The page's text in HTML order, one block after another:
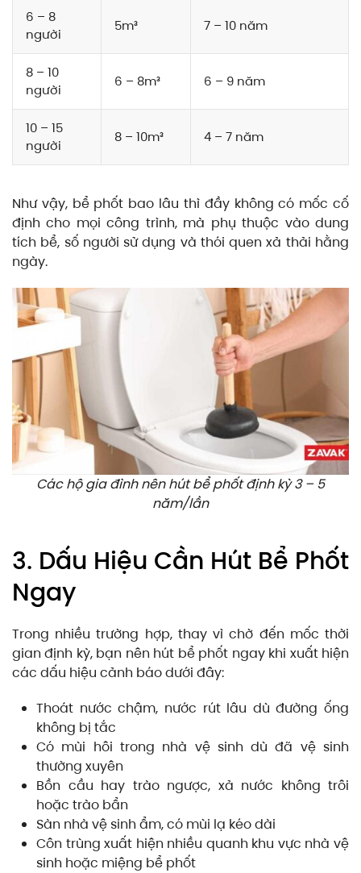
6 – 8
người
5m³ 7 – 10 năm
8 – 10
người
6 – 8m³ 6 – 9 năm
10 – 15
người
8 – 10m³ 4 – 7 năm
Như vậy, bể phốt bao lâu thì đầy không có mốc cố
định cho mọi công trình, mà phụ thuộc vào dung
tích bể, số người sử dụng và thói quen xả thải hằng
ngày.
Các hộ gia đình nên hút bể phốt định kỳ 3 – 5
năm/lần
3. Dấu Hiệu Cần Hút Bể Phốt
Ngay
Trong nhiều trường hợp, thay vì chờ đến mốc thời
gian định kỳ, bạn nên hút bể phốt ngay khi xuất hiện
các dấu hiệu cảnh báo dưới đây:
Thoát nước chậm, nước rút lâu dù đường ống
không bị tắc
Có mùi hôi trong nhà vệ sinh dù đã vệ sinh
thường xuyên
Bồn cầu hay trào ngược, xả nước không trôi
hoặc trào bẩn
Sàn nhà vệ sinh ẩm, có mùi lạ kéo dài
Côn trùng xuất hiện nhiều quanh khu vực nhà vệ
sinh hoặc miệng bể phốt